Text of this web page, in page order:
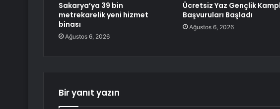
Sakarya’ya 39 bin
metrekarelik yeni hizmet
binası
Ağustos 6, 2026
Ücretsiz Yaz Gençlik
Başvuruları Başladı
Ağustos 6, 2026
Bir yanıt yazın